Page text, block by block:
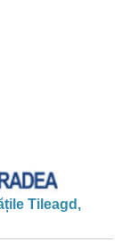
Tileagd,